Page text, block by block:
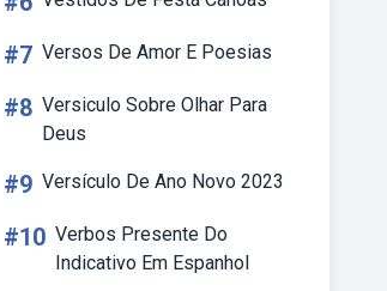
#7 Versos De Amor E Poesias
#8 Versiculo Sobre Olhar Para
Deus
#9 Versículo De Ano Novo 2023
#10 Verbos Presente Do
Indicativo Em Espanhol